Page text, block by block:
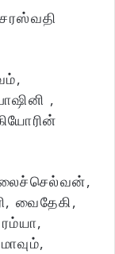
,
வைதேகி,